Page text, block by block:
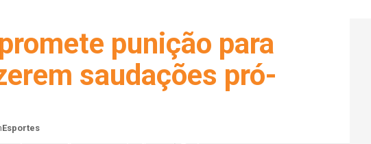
punição para
saudações pró-
Esportes